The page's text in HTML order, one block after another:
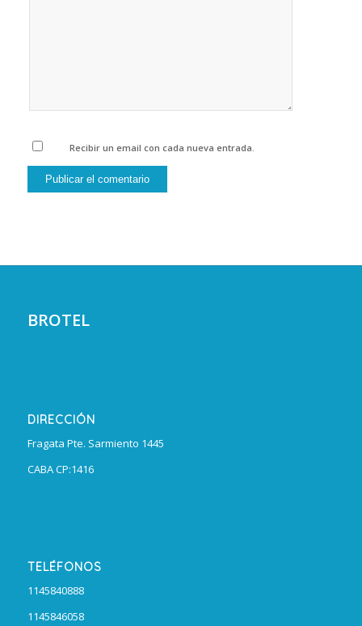
Recibir un email con cada nueva entrada.
BROTEL
DIRECCIÓN
Fragata Pte. Sarmiento 1445
CABA CP:1416
TELÉFONOS
1145840888
1145846058